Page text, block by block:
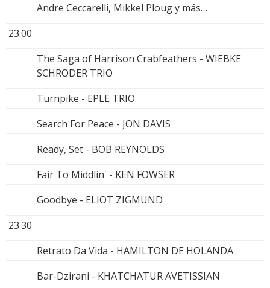
Andre Ceccarelli, Mikkel Ploug y más…
23.00
The Saga of Harrison Crabfeathers - WIEBKE
SCHRÖDER TRIO
Turnpike - EPLE TRIO
Search For Peace - JON DAVIS
Ready, Set - BOB REYNOLDS
Fair To Middlin' - KEN FOWSER
Goodbye - ELIOT ZIGMUND
23.30
Retrato Da Vida - HAMILTON DE HOLANDA
Bar-Dzirani - KHATCHATUR AVETISSIAN